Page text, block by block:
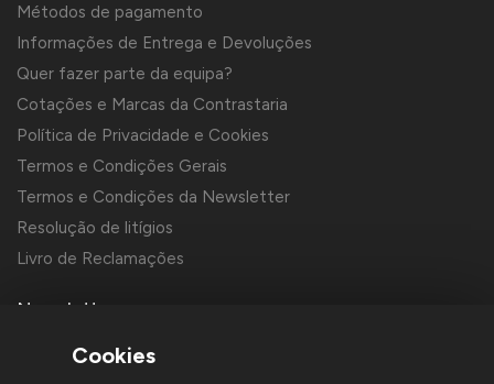
Métodos de pagamento
Informações de Entrega e Devoluções
Quer fazer parte da equipa?
Cotações e Marcas da Contrastaria
Política de Privacidade e Cookies
Termos e Condições Gerais
Termos e Condições da Newsletter
Resolução de litígios
Livro de Reclamações
Newsletter
Cookies